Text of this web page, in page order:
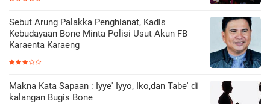
Sebut Arung Palakka Penghianat, Kadis
Kebudayaan Bone Minta Polisi Usut Akun FB
Karaenta Karaeng
Makna Kata Sapaan : Iyye' Iyyo, Iko,dan Tabe' di
kalangan Bugis Bone